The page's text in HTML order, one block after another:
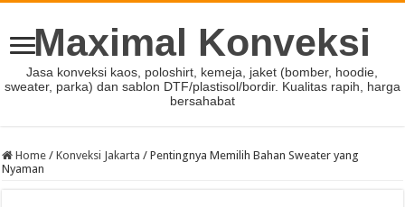
Maximal Konveksi
Jasa konveksi kaos, poloshirt, kemeja, jaket (bomber, hoodie,
sweater, parka) dan sablon DTF/plastisol/bordir. Kualitas rapih, harga
bersahabat
Home / Konveksi Jakarta / Pentingnya Memilih Bahan Sweater yang
Nyaman